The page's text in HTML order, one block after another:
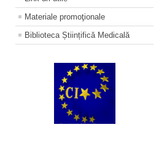
Materiale promoţionale
Biblioteca Științifică Medicală